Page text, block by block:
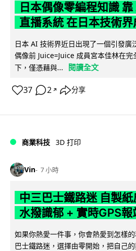
日本偶像零編程知識
直播系統 在日本技術
日本 AI 技術界近日出現了一個引發廣
偶像前 Juice=Juice 成員宮本佳林在
下，僅憑藉與...
閱讀全文
37 2 ↗ 分享
商業科技 3D 打印
Vin 7 小時
中三巴士鐵路迷 自製
水撥識郁 + 實時GPS報
如果你熱愛一件事，你會熱愛到怎樣
巴士鐵路迷，選擇由零開始，把自己